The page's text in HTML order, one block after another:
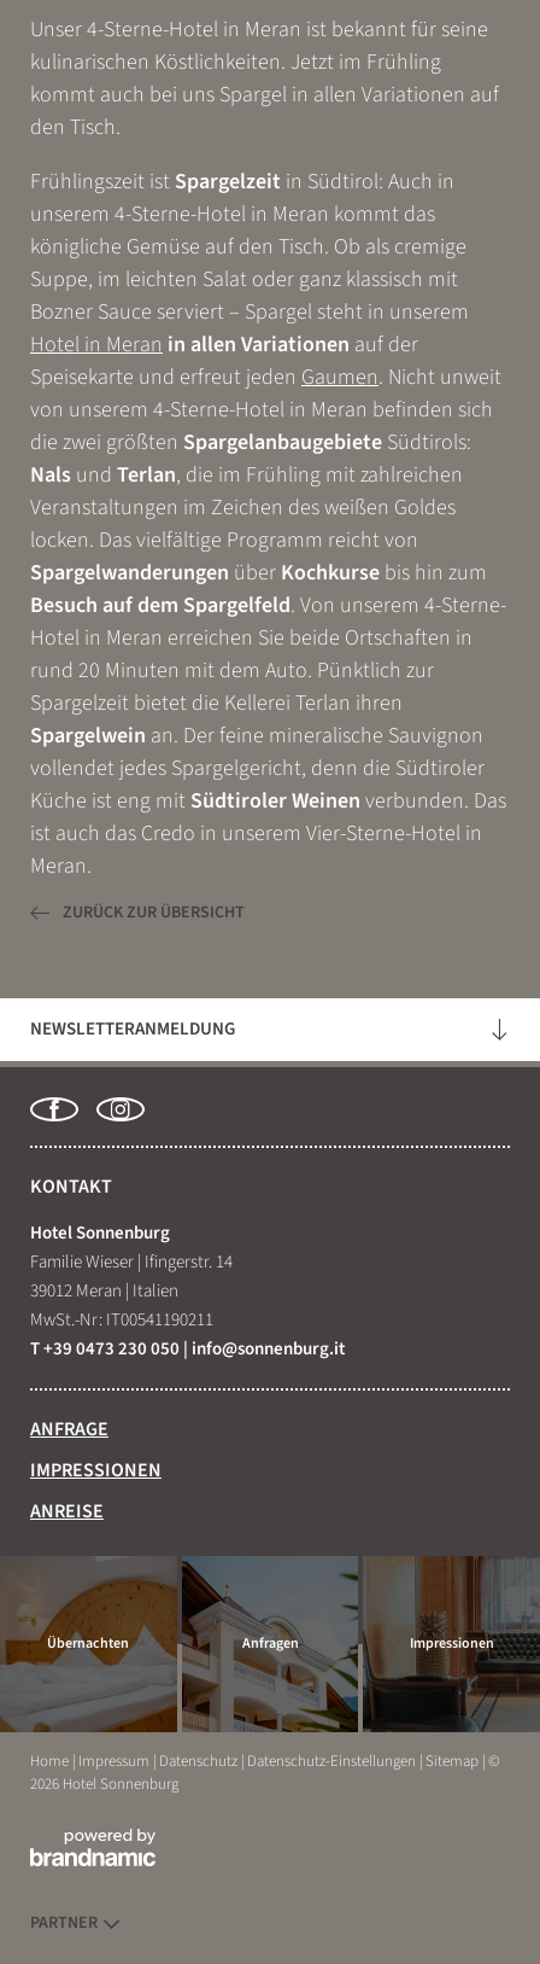
Unser 4-Sterne-Hotel in Meran ist bekannt für seine
kulinarischen Köstlichkeiten. Jetzt im Frühling
kommt auch bei uns Spargel in allen Variationen auf
den Tisch.
Frühlingszeit ist Spargelzeit in Südtirol: Auch in
unserem 4-Sterne-Hotel in Meran kommt das
königliche Gemüse auf den Tisch. Ob als cremige
Suppe, im leichten Salat oder ganz klassisch mit
Bozner Sauce serviert – Spargel steht in unserem
Hotel in Meran in allen Variationen auf der
Speisekarte und erfreut jeden Gaumen. Nicht unweit
von unserem 4-Sterne-Hotel in Meran befinden sich
die zwei größten Spargelanbaugebiete Südtirols:
Nals und Terlan, die im Frühling mit zahlreichen
Veranstaltungen im Zeichen des weißen Goldes
locken. Das vielfältige Programm reicht von
Spargelwanderungen über Kochkurse bis hin zum
Besuch auf dem Spargelfeld. Von unserem 4-Sterne-
Hotel in Meran erreichen Sie beide Ortschaften in
rund 20 Minuten mit dem Auto. Pünktlich zur
Spargelzeit bietet die Kellerei Terlan ihren
Spargelwein an. Der feine mineralische Sauvignon
vollendet jedes Spargelgericht, denn die Südtiroler
Küche ist eng mit Südtiroler Weinen verbunden. Das
ist auch das Credo in unserem Vier-Sterne-Hotel in
Meran.
ZURÜCK ZUR ÜBERSICHT
NEWSLETTERANMELDUNG
KONTAKT
Hotel Sonnenburg
Familie Wieser| Ifingerstr. 14
39012 Meran | Italien
MwSt.-Nr: IT00541190211
T +39 0473 230 050 | info@sonnenburg.it
ANFRAGE
IMPRESSIONEN
ANREISE
Übernachten Anfragen Impressionen
Home Impressum Datenschutz Datenschutz-Einstellungen Sitemap ©
2026 Hotel Sonnenburg
PARTNER
WONACH SUCHEN SIE?
Suchen
Häufige Suchanfragen
Test-Suchanfrage 2 Test-Suchanfrage 1